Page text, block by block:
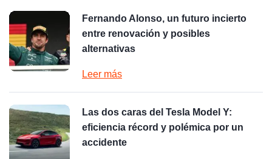
Fernando Alonso, un futuro incierto
entre renovación y posibles
alternativas
Leer más
Las dos caras del Tesla Model Y:
eficiencia récord y polémica por un
accidente